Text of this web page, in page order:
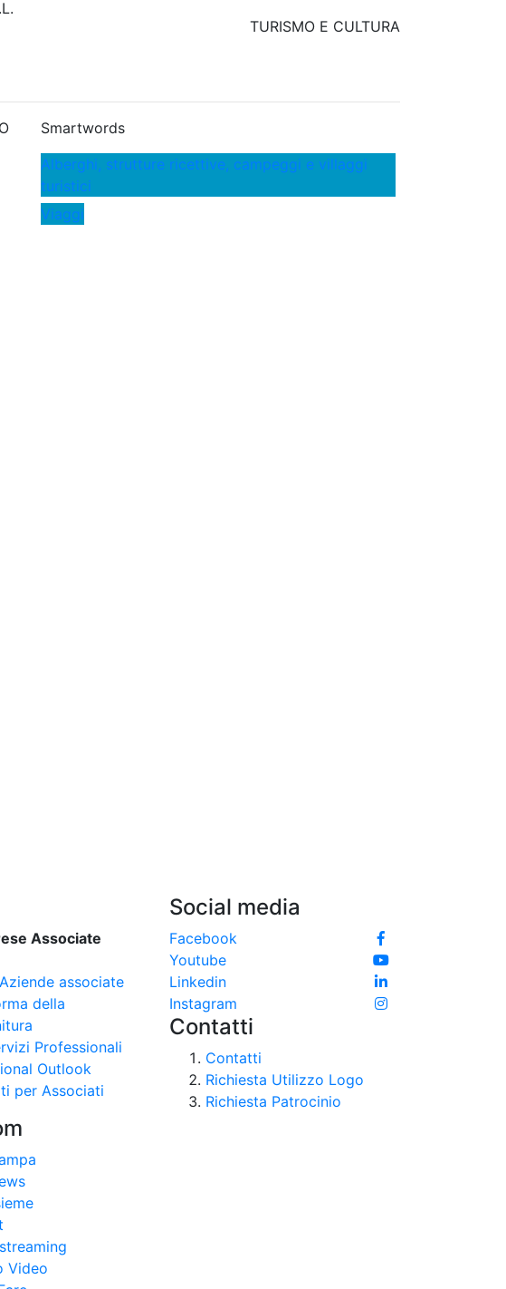
TURISMO E CULTURA
Smartwords
Alberghi, strutture ricettive, campeggi e villaggi
turistici
Viaggi
Associate
associate
della
Professionali
Outlook
per Associati
Video
Social media
Facebook
Youtube
Linkedin
Instagram
Contatti
Contatti
Richiesta Utilizzo Logo
Richiesta Patrocinio